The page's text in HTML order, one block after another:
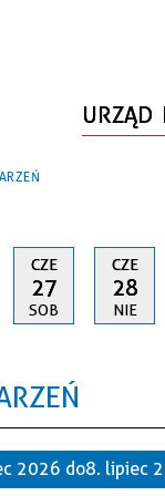
URZĄD
CZE
27
SOB
CZE
28
NIE
2026 do 8. lipiec